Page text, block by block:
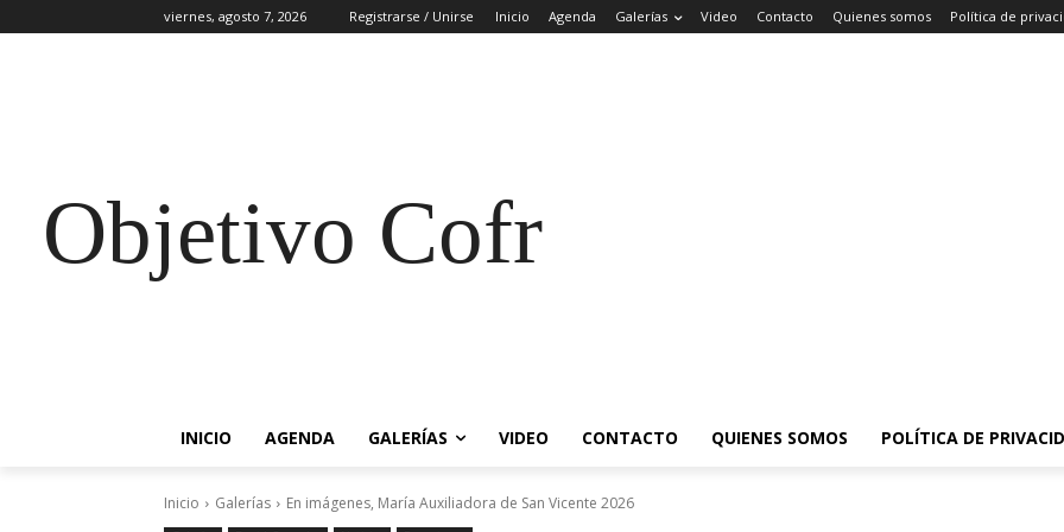
viernes, agosto 7, 2026 Registrarse / Unirse Inicio Agenda Galerías Video Contacto Quienes somos Política de
Objetivo Cofrade
INICIO AGENDA GALERÍAS VIDEO CONTACTO QUIENES SOMOS POLÍTICA DE
Inicio Galerías En imágenes, María Auxiliadora de San Vicente 2026